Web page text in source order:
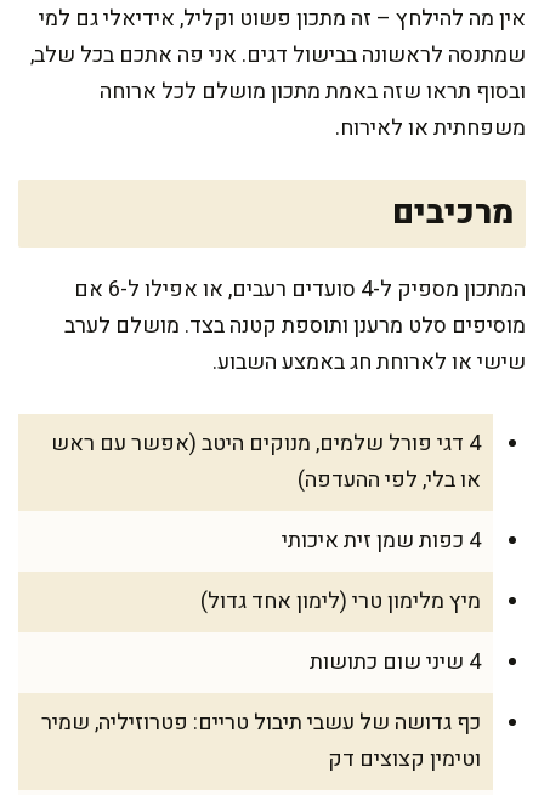
אין מה להילחץ – זה מתכון פשוט וקליל, אידיאלי גם למי
שמתנסה לראשונה בבישול דגים. אני פה אתכם בכל שלב,
ובסוף תראו שזה באמת מתכון מושלם לכל ארוחה
משפחתית או לאירוח.
מרכיבים
המתכון מספיק ל-4 סועדים רעבים, או אפילו ל-6 אם
מוסיפים סלט מרענן ותוספת קטנה בצד. מושלם לערב
שישי או לארוחת חג באמצע השבוע.
4 דגי פורל שלמים, מנוקים היטב (אפשר עם ראש
או בלי, לפי ההעדפה)
4 כפות שמן זית איכותי
מיץ מלימון טרי (לימון אחד גדול)
4 שיני שום כתושות
כף גדושה של עשבי תיבול טריים: פטרוזיליה, שמיר
וטימין קצוצים דק